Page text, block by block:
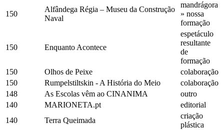
150
Alfândega Régia – Museu da Construção
Naval
mandrágora
» nossa
formação
150 Enquanto Acontece
espetáculo
resultante
de
formação
150
Olhos de Peixe
colaboração
150
Rumpelstiltskin - A História do Meio
colaboração
148
As Escolas vêm ao CINANIMA
outro
140
MARIONETA.pt
editorial
140
Terra Queimada
criação
plástica